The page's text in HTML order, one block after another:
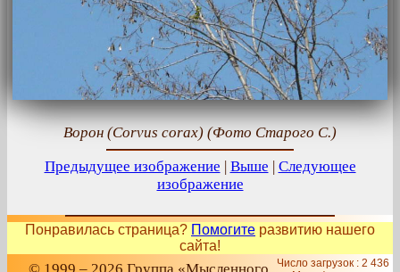
Ворон (Corvus corax) (Фото Старого С.)
Предыдущее изображение
Выше
Следующее
изображение
Понравилась страница? Помогите развитию нашего
сайта!
Число загрузок : 2 436